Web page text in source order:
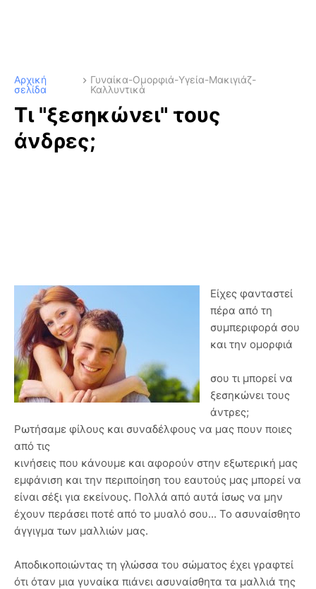
Αρχική
σελίδα
Γυναίκα-Ομορφιά-Υγεία-Μακιγιάζ-
Καλλυντικά
Τι "ξεσηκώνει" τους
άνδρες;
Είχες φανταστεί
πέρα από τη
συμπεριφορά σου
και την ομορφιά
σου τι μπορεί να
ξεσηκώνει τους
άντρες;
Ρωτήσαμε φίλους και συναδέλφους να μας πουν ποιες
από τις
κινήσεις που κάνουμε και αφορούν στην εξωτερική μας
εμφάνιση και την περιποίηση του εαυτούς μας μπορεί να
είναι σέξι για εκείνους. Πολλά από αυτά ίσως να μην
έχουν περάσει ποτέ από το μυαλό σου... Το ασυναίσθητο
άγγιγμα των μαλλιών μας.
Αποδικοποιώντας τη γλώσσα του σώματος έχει γραφτεί
ότι όταν μια γυναίκα πιάνει ασυναίσθητα τα μαλλιά της